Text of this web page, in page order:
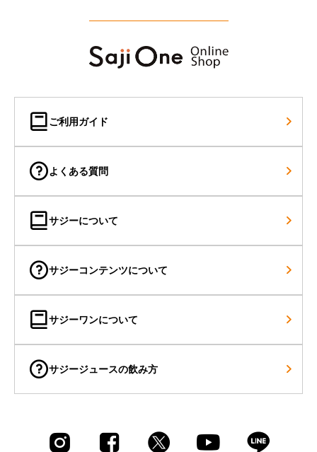
ご利用ガイド
よくある質問
サジーについて
サジーコンテンツについて
サジーワンについて
サジージュースの飲み方